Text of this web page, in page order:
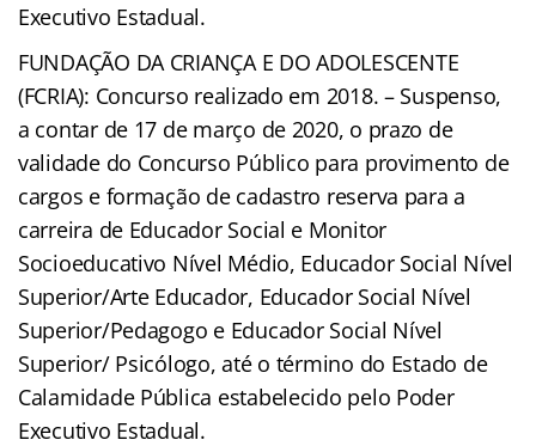
Executivo Estadual.
FUNDAÇÃO DA CRIANÇA E DO ADOLESCENTE
(FCRIA): Concurso realizado em 2018. – Suspenso,
a contar de 17 de março de 2020, o prazo de
validade do Concurso Público para provimento de
cargos e formação de cadastro reserva para a
carreira de Educador Social e Monitor
Socioeducativo Nível Médio, Educador Social Nível
Superior/Arte Educador, Educador Social Nível
Superior/Pedagogo e Educador Social Nível
Superior/ Psicólogo, até o término do Estado de
Calamidade Pública estabelecido pelo Poder
Executivo Estadual.